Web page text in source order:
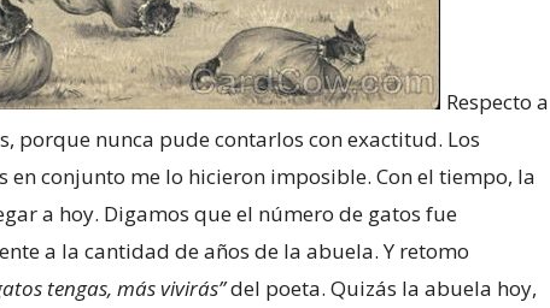
Respecto a
porque nunca pude contarlos con exactitud. Los
en conjunto me lo hicieron imposible. Con el tiempo, la
a hoy. Digamos que el número de gatos fue
a la cantidad de años de la abuela. Y retomo
tengas, más vivirás”del poeta. Quizás la abuela hoy,